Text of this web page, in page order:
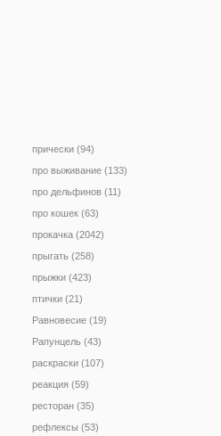
прически (94)
про выживание (133)
про дельфинов (11)
про кошек (63)
прокачка (2042)
прыгать (258)
прыжки (423)
птички (21)
Равновесие (19)
Рапунцель (43)
раскраски (107)
реакция (59)
ресторан (35)
рефлексы (53)